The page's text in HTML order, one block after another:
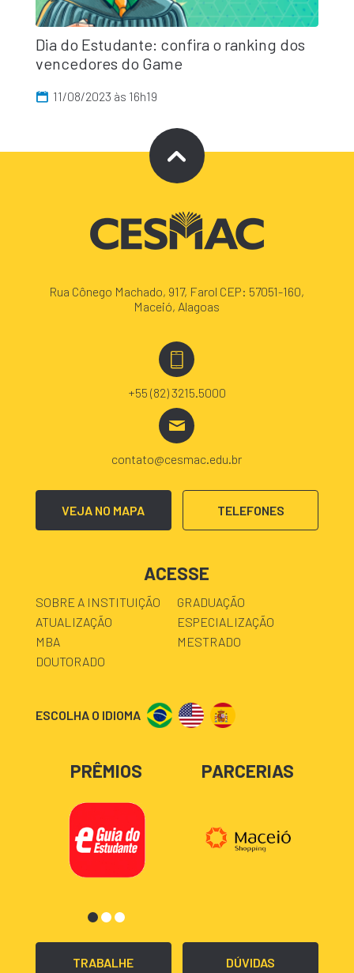
Dia do Estudante: confira o ranking dos
vencedores do Game
11/08/2023 às 16h19
Rua Cônego Machado, 917, Farol CEP: 57051-160,
Maceió, Alagoas
+55 (82) 3215.5000
contato@cesmac.edu.br
VEJA NO MAPA TELEFONES
ACESSE
SOBRE A INSTITUIÇÃO
GRADUAÇÃO
ATUALIZAÇÃO
ESPECIALIZAÇÃO
MBA
MESTRADO
DOUTORADO
ESCOLHA O IDIOMA
PRÊMIOS PARCERIAS
TRABALHE
DÚVIDAS